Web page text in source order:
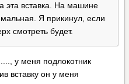
эта вставка. На машине
Я прикинул, если
смотреть будет.
у меня подлокотник
вставку он у меня